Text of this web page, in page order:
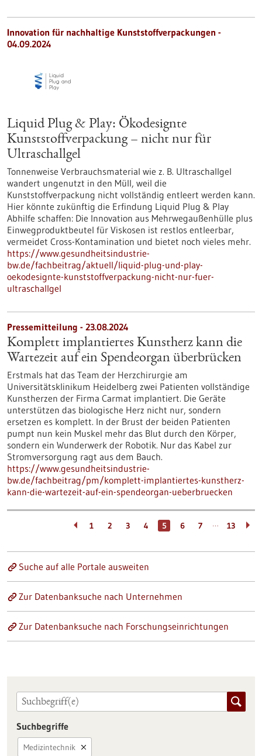
Innovation für nachhaltige Kunststoffverpackungen -
04.09.2024
Liquid Plug & Play: Ökodesignte
Kunststoffverpackung – nicht nur für
Ultraschallgel
Tonnenweise Verbrauchsmaterial wie z. B. Ultraschallgel
wandert ungenutzt in den Müll, weil die
Kunststoffverpackung nicht vollständig entleert werden kann.
Hier könnte zukünftig die Erfindung Liquid Plug & Play
Abhilfe schaffen: Die Innovation aus Mehrwegaußenhülle plus
Einwegproduktbeutel für Viskosen ist restlos entleerbar,
vermeidet Cross-Kontamination und bietet noch vieles mehr.
https://www.gesundheitsindustrie-
bw.de/fachbeitrag/aktuell/liquid-plug-und-play-
oekodesignte-kunststoffverpackung-nicht-nur-fuer-
ultraschallgel
Pressemitteilung - 23.08.2024
Komplett implantiertes Kunstherz kann die
Wartezeit auf ein Spendeorgan überbrücken
Erstmals hat das Team der Herzchirurgie am
Universitätsklinikum Heidelberg zwei Patienten vollständige
Kunstherzen der Firma Carmat implantiert. Die Geräte
unterstützen das biologische Herz nicht nur, sondern
ersetzen es komplett. In der Brust der beiden Patienten
pumpt nun kein Muskel mehr das Blut durch den Körper,
sondern ein Wunderwerk der Robotik. Nur das Kabel zur
Stromversorgung ragt aus dem Bauch.
https://www.gesundheitsindustrie-
bw.de/fachbeitrag/pm/komplett-implantiertes-kunstherz-
kann-die-wartezeit-auf-ein-spendeorgan-ueberbruecken
1 2 3 4 5 6 7 … 13
Suche auf alle Portale ausweiten
Zur Datenbanksuche nach Unternehmen
Zur Datenbanksuche nach Forschungseinrichtungen
Suchbegriffe
Medizintechnik